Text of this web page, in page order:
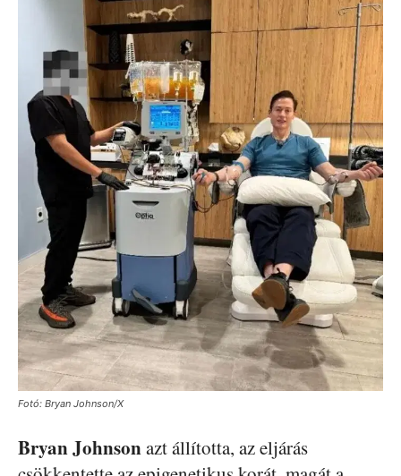
Fotó: Bryan Johnson/X
Bryan Johnsonazt állította, az eljárás